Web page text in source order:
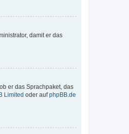
damit er das
er das Sprachpaket, das
Limited oder aufphpBB.de